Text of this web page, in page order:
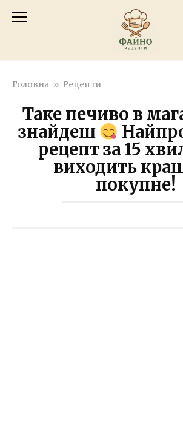
Головна » Рецепти
Таке печиво в
знайдеш
рецепт за 15
виходить
покупне!